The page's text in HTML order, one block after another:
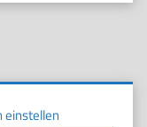
einstellen